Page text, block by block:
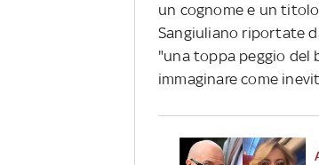
un cognome e un
Sangiuliano riportate
"una toppa peggio del
immaginare come